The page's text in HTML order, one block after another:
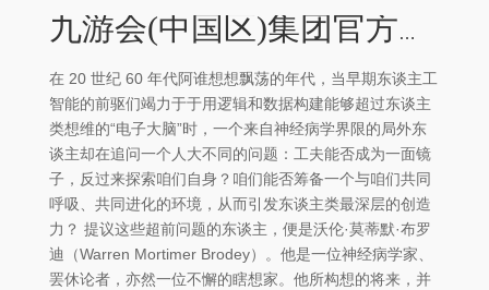
九游会(中国区)集团官方网站成为一个能够共同进化的伙伴-九游会(中国区)集团官方网站
在 20 世纪 60 年代阿谁想想飘荡的年代，当早期东谈主工
智能的前驱们竭力于于用逻辑和数据构建能够超过东谈主
类想维的“电子大脑”时，一个来自神经病学界限的局外东
谈主却在追问一个人大不同的问题：工夫能否成为一面镜
子，反过来探索咱们自身？咱们能否筹备一个与咱们共同
呼吸、共同进化的环境，从而引发东谈主类最深层的创造
力？ 提议这些超前问题的东谈主，便是沃伦·莫蒂默·布罗
迪（Warren Mortimer Brodey）。他是一位神经病学家、
罢休论者，亦然一位不懈的瞎想家。他所构想的将来，并